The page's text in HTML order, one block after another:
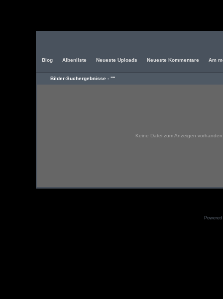
Blog Albenliste Neueste Uploads Neueste Kommentare Am
Bilder-Suchergebnisse - ""
Keine Datei zum Anzeigen